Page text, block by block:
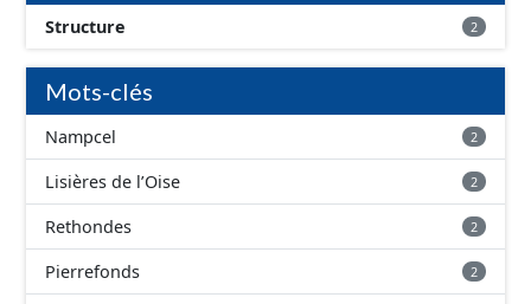
terrains à vocation économique à ce jour. Il est filtré au-
delà des prescriptions du CNIG se limitant aux SCI.
Structure 2
Mots-clés
Nampcel 2
Lisières de l’Oise 2
Rethondes 2
Pierrefonds 2